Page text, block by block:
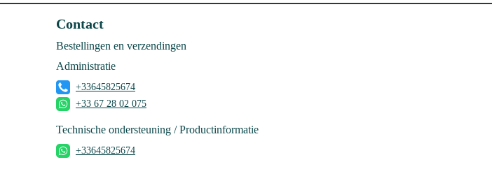
Contact
Bestellingen en verzendingen
Administratie
+33645825674
+33 67 28 02 075
Technische ondersteuning / Productinformatie
+33645825674